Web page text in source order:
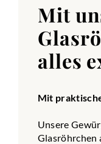
Mit
alles
Mit
Unsere
Glasröhrchen